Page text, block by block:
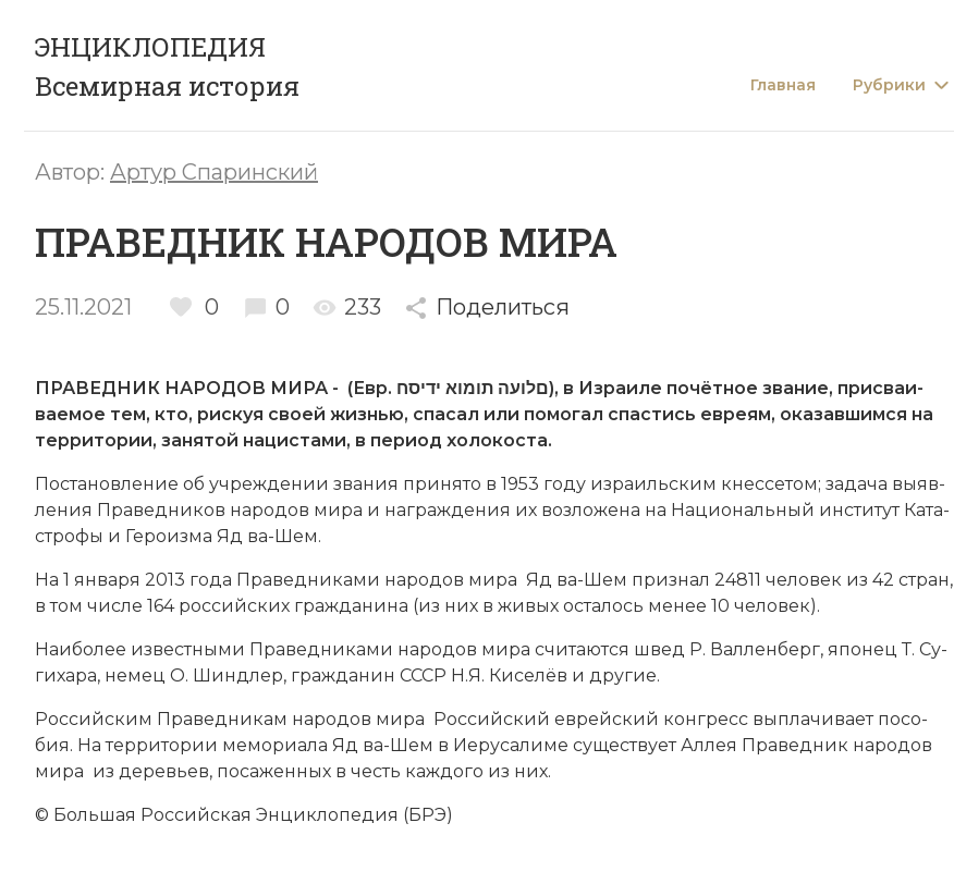
ЭНЦИКЛОПЕДИЯ
Всемирная история
Главная Рубрики
Автор: Артур Спаринский
ПРАВЕДНИК НАРОДОВ МИРА
25.11.2021 0 0 233 Поделиться
ПРАВЕДНИК НАРОДОВ МИРА - (Евр. םלועה תומוא ידיסח), в Из­раи­ле по­чёт­ное зва­ние, при­сваи­
вае­мое тем, кто, рис­куя сво­ей жиз­нью, спа­сал или по­мо­гал спа­стись ев­ре­ям, ока­зав­шим­ся на
тер­ри­то­рии, за­ня­той на­цис­та­ми, в пе­ри­од хо­ло­ко­ста.
По­ста­нов­ле­ние об уч­ре­ж­де­нии зва­ния при­ня­то в 1953 году из­ра­иль­ским кнес­се­том; за­да­ча вы­яв­
ле­ния Праведников народов мира и на­гра­ж­де­ния их воз­ло­же­на на Национальный институт Ка­та­
ст­ро­фы и Ге­ро­из­ма Яд ва-Шем.
На 1 января 2013 года Праведниками народов мира Яд ва-Шем при­знал 24811 человек из 42 стран,
в том числе 164 российских гра­ж­дани­на (из них в жи­вых ос­та­лось ме­нее 10 человек).
Наи­бо­лее из­вест­ны­ми Праведниками народов мира счи­та­ют­ся швед Р. Валленберг, япо­нец Т. Су­
ги­ха­ра, не­мец О. Шинд­лер, гра­ж­да­нин СССР Н.Я. Ки­се­лёв и другие.
Рос­сий­ским Праведникам народов мира Рос­сий­ский еврейский кон­гресс вы­пла­чи­ва­ет по­со­
бия. На тер­ри­то­рии ме­мо­риа­ла Яд ва-Шем в Ие­ру­са­ли­ме су­ще­ст­ву­ет Ал­лея Праведник народов
мира из де­ревь­ев, по­са­жен­ных в честь ка­ж­до­го из них.
© Большая Российская Энциклопедия (БРЭ)